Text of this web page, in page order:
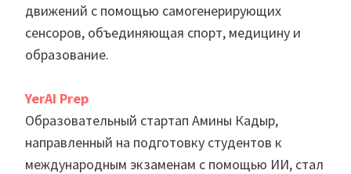
движений с помощью самогенерирующих
сенсоров, объединяющая спорт, медицину и
образование.
YerAI Prep
Образовательный стартап Амины Кадыр,
направленный на подготовку студентов к
международным экзаменам с помощью ИИ, стал